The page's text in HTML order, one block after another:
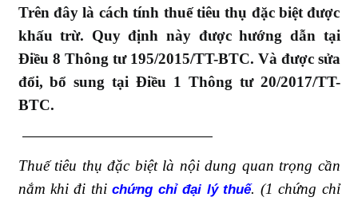
Trên đây là cách tính thuế tiêu thụ đặc biệt được
khấu trừ. Quy định này được hướng dẫn tại
Điều 8 Thông tư 195/2015/TT-BTC. Và được sửa
đổi, bổ sung tại Điều 1 Thông tư 20/2017/TT-
BTC.
——————————————
Thuế tiêu thụ đặc biệt là nội dung quan trọng cần
nắm khi đi thichứng chỉ đại lý thuế. (1 chứng chỉ